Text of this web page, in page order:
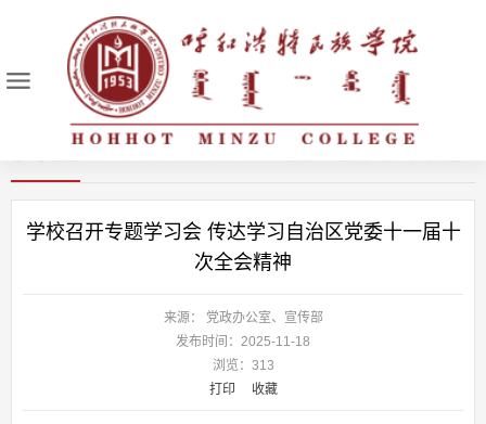
学校召开专题学习会 传达学习自治区党委十一届十
次全会精神
来源： 党政办公室、宣传部
发布时间：2025-11-18
浏览： 313
打印
收藏